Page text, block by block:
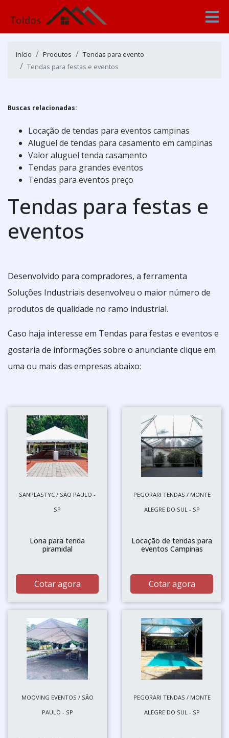
Início Produtos
Tendas para evento
Tendas para festas e eventos
Buscas relacionadas:
Locação de tendas para eventos campinas
Aluguel de tendas para casamento em campinas
Valor aluguel tenda casamento
Tendas para grandes eventos
Tendas para eventos preço
Tendas para festas e
eventos
Desenvolvido para compradores, a ferramenta
Soluções Industriais desenvolveu o maior número de
produtos de qualidade no ramo industrial.
Caso haja interesse em Tendas para festas e eventos e
gostaria de informações sobre o anunciante clique em
uma ou mais das empresas abaixo:
SANPLASTYC / SÃO PAULO -
SP
Lona para tenda
piramidal
Cotar agora
PEGORARI TENDAS / MONTE
ALEGRE DO SUL - SP
Locação de tendas para
eventos Campinas
Cotar agora
MOOVING EVENTOS / SÃO
PAULO - SP
PEGORARI TENDAS / MONTE
ALEGRE DO SUL - SP